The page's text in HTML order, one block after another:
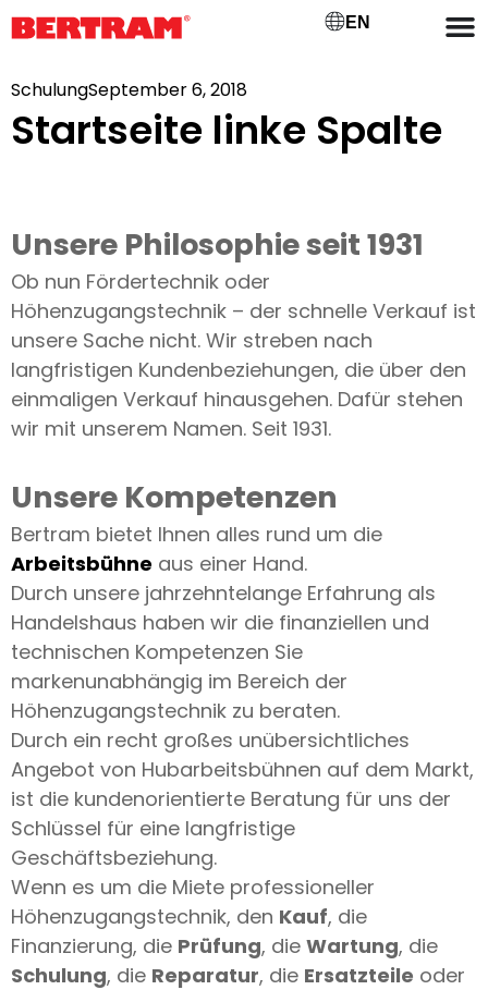
EN
SchulungSeptember 6, 2018
Startseite linke Spalte
Unsere Philosophie seit 1931
Ob nun Fördertechnik oder
Höhenzugangstechnik – der schnelle Verkauf ist
unsere Sache nicht. Wir streben nach
langfristigen Kundenbeziehungen, die über den
einmaligen Verkauf hinausgehen. Dafür stehen
wir mit unserem Namen. Seit 1931.
Unsere Kompetenzen
Bertram bietet Ihnen alles rund um die
Arbeitsbühne aus einer Hand.
Durch unsere jahrzehntelange Erfahrung als
Handelshaus haben wir die finanziellen und
technischen Kompetenzen Sie
markenunabhängig im Bereich der
Höhenzugangstechnik zu beraten.
Durch ein recht großes unübersichtliches
Angebot von Hubarbeitsbühnen auf dem Markt,
ist die kundenorientierte Beratung für uns der
Schlüssel für eine langfristige
Geschäftsbeziehung.
Wenn es um die Miete professioneller
Höhenzugangstechnik, den Kauf, die
Finanzierung, die Prüfung, die Wartung, die
Schulung, die Reparatur, die Ersatzteile oder